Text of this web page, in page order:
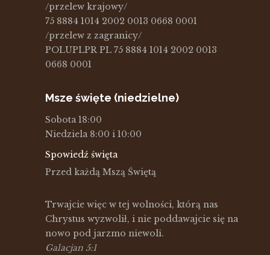
/przelew krajowy/
75 8884 1014 2002 0013 0668 0001
/przelew z zagranicy/
POLUPLPR PL 75 8884 1014 2002 0013
0668 0001
Msze święte (niedzielne)
Sobota 18:00
Niedziela 8:00 i 10:00
Spowiedź święta
Przed każdą Mszą Świętą
Trwajcie więc w tej wolności, którą nas
Chrystus wyzwolił, i nie poddawajcie się na
nowo pod jarzmo niewoli.
Galacjan 5:1